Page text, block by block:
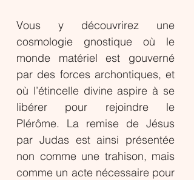
Vous y découvrirez une
cosmologie gnostique où le
monde matériel est gouverné
par des forces archontiques, et
où l’étincelle divine aspire à se
libérer pour rejoindre le
Plérôme. La remise de Jésus
par Judas est ainsi présentée
non comme une trahison, mais
comme un acte nécessaire pour